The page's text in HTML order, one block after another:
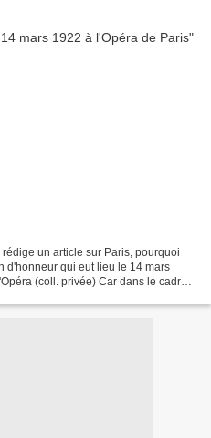
un article sur Paris, pourquoi
d'honneur qui eut lieu le 14 mars
(coll. privée) Car dans le cadre